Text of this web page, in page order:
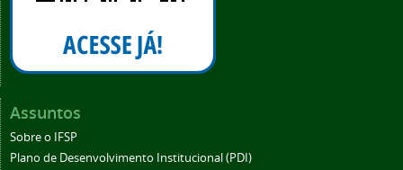
Assuntos
Sobre o IFSP
Plano de Desenvolvimento Institucional (PDI)